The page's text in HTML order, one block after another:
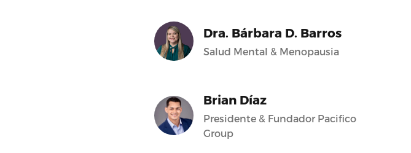
Dra. Bárbara D. Barros
Salud Mental & Menopausia
Brian Díaz
Presidente & Fundador Pacifico
Group